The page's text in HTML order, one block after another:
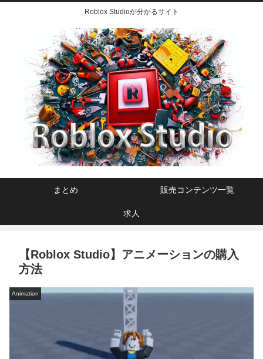
Roblox Studioが分かるサイト
まとめ 販売コンテンツ一覧
求人
【Roblox Studio】アニメーションの購入
方法
Animation